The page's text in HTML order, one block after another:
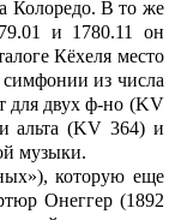
Колоредо. В то же
и 1780.11 он
Кёхеля место
симфонии из числа
для двух ф-но (KV
альта (KV 364) и
музыки.
которую еще
Онеггер (1892